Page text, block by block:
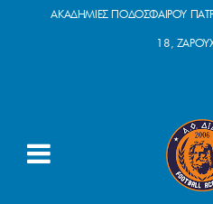
ΑΚΑΔΗΜΙΕΣ ΠΟΔΟΣΦΑΙΡΟΥ
18,